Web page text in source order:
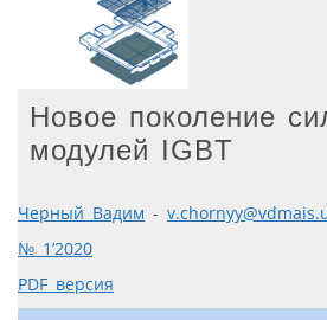
Новое поколение
модулей IGBT
Черный Вадим -
№ 1’2020
PDF версия